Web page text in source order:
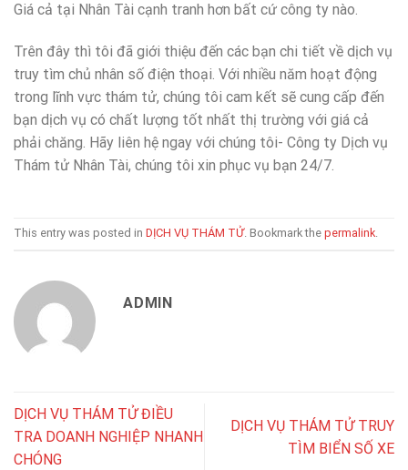
Giá cả tại Nhân Tài cạnh tranh hơn bất cứ công ty nào.
Trên đây thì tôi đã giới thiệu đến các bạn chi tiết về dịch vụ
truy tìm chủ nhân số điện thoại. Với nhiều năm hoạt động
trong lĩnh vực thám tử, chúng tôi cam kết sẽ cung cấp đến
bạn dịch vụ có chất lượng tốt nhất thị trường với giá cả
phải chăng. Hãy liên hệ ngay với chúng tôi- Công ty Dịch vụ
Thám tử Nhân Tài, chúng tôi xin phục vụ bạn 24/7.
This entry was posted in DỊCH VỤ THÁM TỬ. Bookmark the permalink.
ADMIN
DỊCH VỤ THÁM TỬ ĐIỀU
TRA DOANH NGHIỆP NHANH
CHÓNG
DỊCH VỤ THÁM TỬ TRUY
TÌM BIỂN SỐ XE